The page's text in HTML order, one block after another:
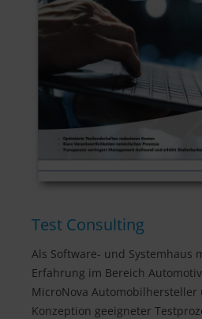
Test Consulting
Als Software- und Systemhaus
Erfahrung im Bereich
MicroNova
Konzeption geeigneter